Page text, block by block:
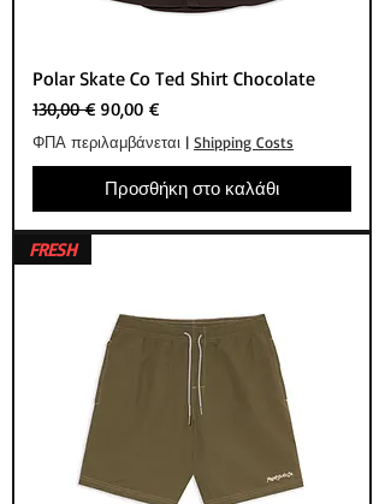
Polar Skate Co Ted Shirt Chocolate
Κανονική τιμή
130,00 € Τιμή Έκπτωσης
90,00 €
ΦΠΑ περιλαμβάνεται | Shipping Costs
Προσθήκη στο καλάθι
FRESH